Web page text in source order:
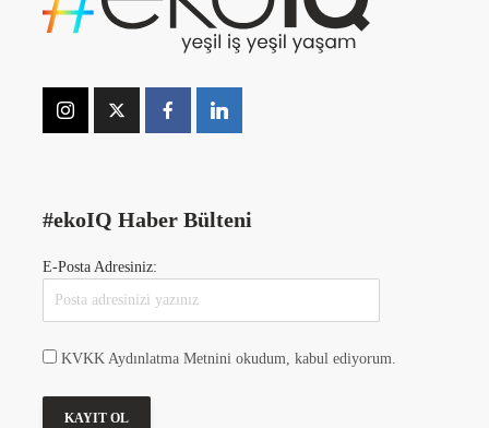
#ekoIQ Haber Bülteni
E-Posta Adresiniz:
KVKK Aydınlatma Metnini okudum, kabul ediyorum.